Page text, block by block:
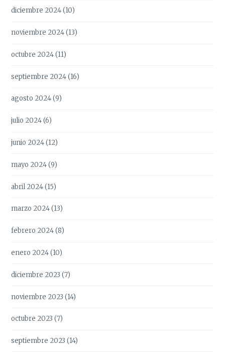
diciembre 2024(10)
noviembre 2024(13)
octubre 2024(11)
septiembre 2024(16)
agosto 2024(9)
julio 2024(6)
junio 2024(12)
mayo 2024(9)
abril 2024(15)
marzo 2024(13)
febrero 2024(8)
enero 2024(10)
diciembre 2023 (7)
noviembre 2023 (14)
octubre 2023 (7)
septiembre 2023 (14)